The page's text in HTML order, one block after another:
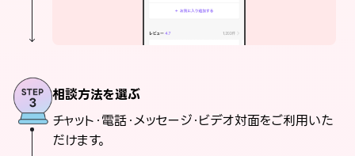
相談方法を選ぶ
チャット・電話・メッセージ・ビデオ対面をご利用いた
だけます。